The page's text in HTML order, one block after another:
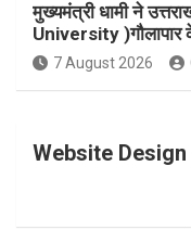
k a
मुख्यमंत्री धामी ने
University )गौलापार के
7 August 2026
Website Design